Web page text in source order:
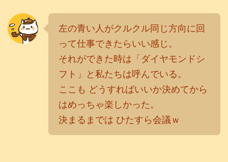
左の青い人がクルクル同じ方向に回
って仕事できたらいい感じ。
それができた時は「ダイヤモンドシ
フト」と私たちは呼んでいる。
ここも どうすればいいか決めてから
はめっちゃ楽しかった。
決まるまでは ひたすら会議ｗ